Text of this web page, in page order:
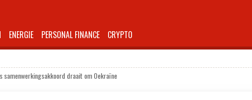
ENERGIE PERSONAL FINANCE CRYPTO
draait om Oekraïne